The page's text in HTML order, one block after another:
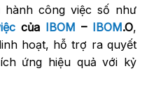
công việc số như
của IBOM – IBOM.O,
hoạt, hỗ trợ ra quyết
ứng hiệu quả với kỷ